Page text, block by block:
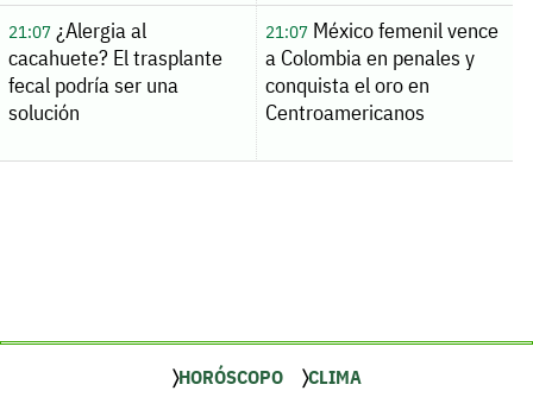
21:07¿Alergia al
cacahuete? El trasplante
fecal podría ser una
solución
21:07México femenil vence
a Colombia en penales y
conquista el oro en
Centroamericanos
HORÓSCOPO CLIMA